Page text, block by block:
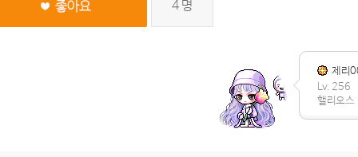
4명
제리
Lv. 256
핼리오스